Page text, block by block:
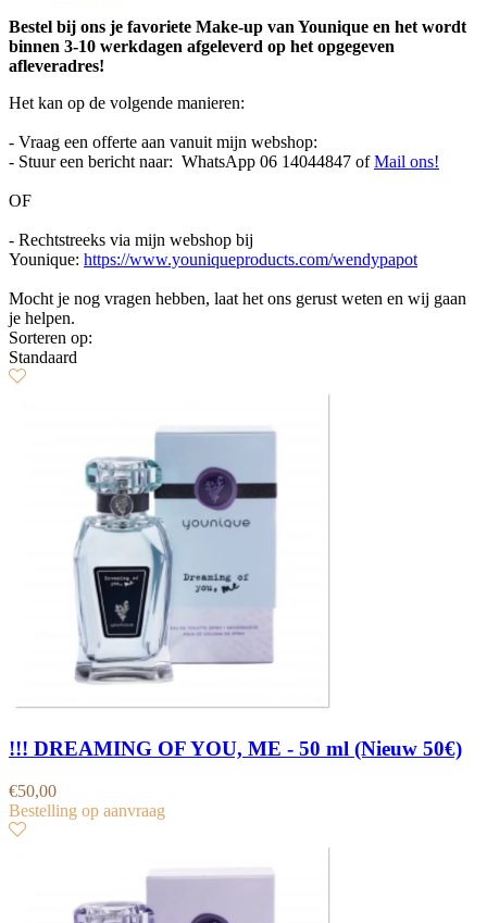
Bestel bij ons je favoriete Make-up van Younique en het wordt
binnen 3-10 werkdagen afgeleverd op het opgegeven
afleveradres!
Het kan op de volgende manieren:
- Vraag een offerte aan vanuit mijn webshop:
- Stuur een bericht naar: WhatsApp 06 14044847 ofMail ons!
OF
- Rechtstreeks via mijn webshop bij
Younique: https://www.youniqueproducts.com/wendypapot
Mocht je nog vragen hebben, laat het ons gerust weten en wij gaan
je helpen.
Sorteren op:
Standaard
!!! DREAMING OF YOU, ME - 50 ml (Nieuw 50€)
€50,00
Bestelling op aanvraag